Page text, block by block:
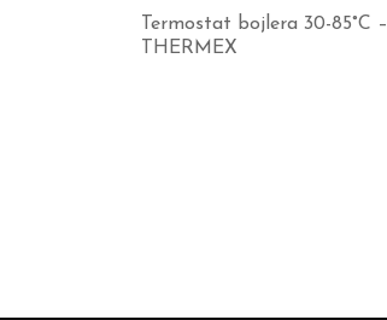
Termostat bojlera 30-85°C –
THERMEX